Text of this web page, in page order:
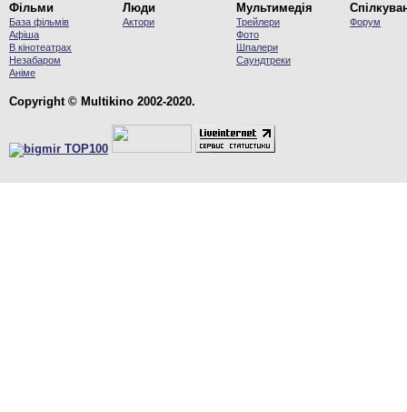
Фільми
База фільмів
Афіша
В кінотеатрах
Незабаром
Аніме
Люди
Актори
Мультимедія
Трейлери
Фото
Шпалери
Саундтреки
Форум
Copyright © Multikino 2002-2020.